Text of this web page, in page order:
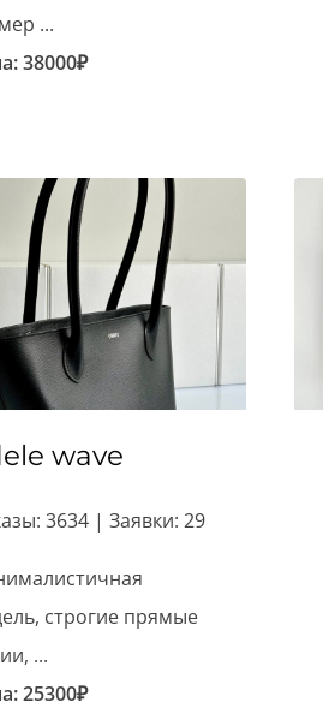
...
38000₽
wave
3634 | Заявки: 29
строгие прямые
...
25300₽